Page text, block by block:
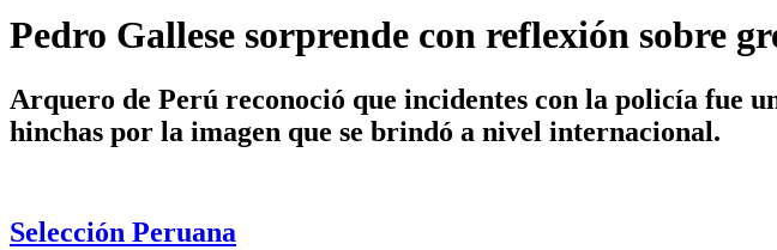
Pedro Gallese sorprende con reflexión sobre
Arquero de Perú reconoció que incidentes con la policía fue
hinchas por la imagen que se brindó a nivel internacional.
Selección Peruana